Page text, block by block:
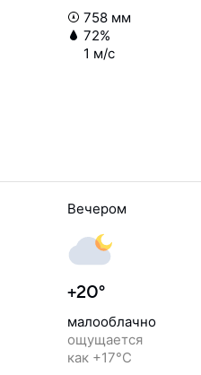
758 мм
72%
1 м/с
Вечером
+20°
малооблачно
ощущается
как +17°C